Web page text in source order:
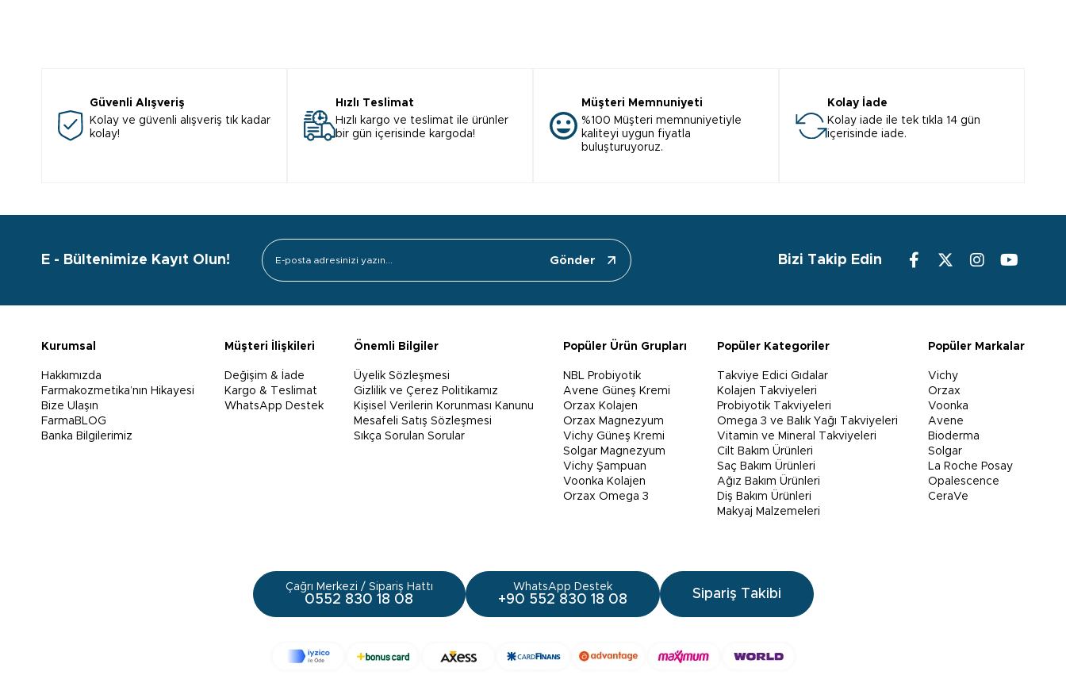
Güvenli Alışveriş
Kolay ve güvenli alışveriş tık kadar
kolay!
Hızlı Teslimat
Hızlı kargo ve teslimat ile ürünler
bir gün içerisinde kargoda!
Müşteri Memnuniyeti
%100 Müşteri memnuniyetiyle
kaliteyi uygun fiyatla
buluşturuyoruz.
Kolay İade
Kolay iade ile tek tıkla 14 gün
içerisinde iade.
E - Bültenimize Kayıt Olun! Gönder Bizi Takip Edin
Kurumsal
Hakkımızda
Farmakozmetika’nın Hikayesi
Bize Ulaşın
FarmaBLOG
Banka Bilgilerimiz
Müşteri İlişkileri
Değişim & İade
Kargo & Teslimat
WhatsApp Destek
Önemli Bilgiler
Üyelik Sözleşmesi
Gizlilik ve Çerez Politikamız
Kişisel Verilerin Korunması Kanunu
Mesafeli Satış Sözleşmesi
Sıkça Sorulan Sorular
Popüler Ürün Grupları
NBL Probiyotik
Avene Güneş Kremi
Orzax Kolajen
Orzax Magnezyum
Vichy Güneş Kremi
Solgar Magnezyum
Vichy Şampuan
Voonka Kolajen
Orzax Omega 3
Popüler Kategoriler
Takviye Edici Gıdalar
Kolajen Takviyeleri
Probiyotik Takviyeleri
Omega 3 ve Balık Yağı Takviyeleri
Vitamin ve Mineral Takviyeleri
Cilt Bakım Ürünleri
Saç Bakım Ürünleri
Ağız Bakım Ürünleri
Diş Bakım Ürünleri
Makyaj Malzemeleri
Popüler Markalar
Vichy
Orzax
Voonka
Avene
Bioderma
Solgar
La Roche Posay
Opalescence
CeraVe
Çağrı Merkezi / Sipariş Hattı
0552 830 18 08
WhatsApp Destek
+90 552 830 18 08 Sipariş Takibi